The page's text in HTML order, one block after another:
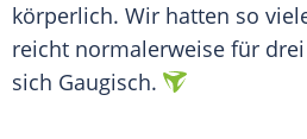
körperlich. Wir hatten so
reicht normalerweise für
sich Gaugisch.